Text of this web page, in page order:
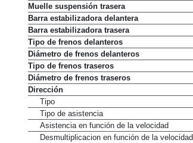
Muelle suspensión trasera
Barra estabilizadora delantera
Barra estabilizadora trasera
Tipo de frenos delanteros
Diámetro de frenos delanteros
Tipo de frenos traseros
Diámetro de frenos traseros
Dirección
Tipo
Tipo de asistencia
Asistencia en función de la velocidad
Desmultiplicacion en función de la velocidad